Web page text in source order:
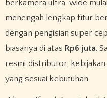
berkamera ultra-wide
menengah lengkap fitur
dengan pengisian super
biasanya di atas Rp6 juta.
resmi distributor,
yang sesuai kebutuhan.